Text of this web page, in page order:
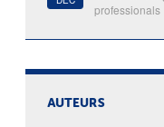
professionals
AUTEURS